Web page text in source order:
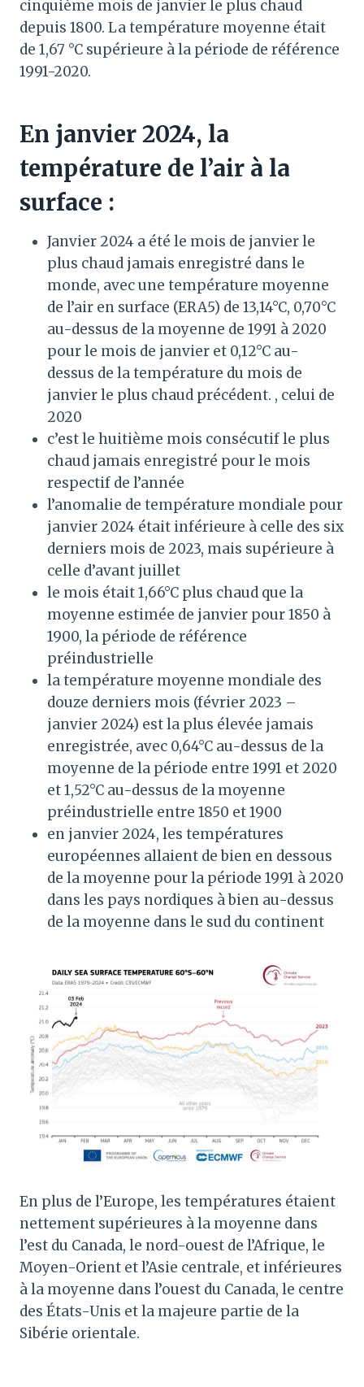
cinquième mois de janvier le plus chaud
depuis 1800. La température moyenne était
de 1,67 °C supérieure à la période de référence
1991-2020.
En janvier 2024, la
température de l’air à la
surface :
Janvier 2024 a été le mois de janvier le
plus chaud jamais enregistré dans le
monde, avec une température moyenne
de l’air en surface (ERA5) de 13,14°C, 0,70°C
au-dessus de la moyenne de 1991 à 2020
pour le mois de janvier et 0,12°C au-
dessus de la température du mois de
janvier le plus chaud précédent. , celui de
2020
c’est le huitième mois consécutif le plus
chaud jamais enregistré pour le mois
respectif de l’année
l’anomalie de température mondiale pour
janvier 2024 était inférieure à celle des six
derniers mois de 2023, mais supérieure à
celle d’avant juillet
le mois était 1,66°C plus chaud que la
moyenne estimée de janvier pour 1850 à
1900, la période de référence
préindustrielle
la température moyenne mondiale des
douze derniers mois (février 2023 –
janvier 2024) est la plus élevée jamais
enregistrée, avec 0,64°C au-dessus de la
moyenne de la période entre 1991 et 2020
et 1,52°C au-dessus de la moyenne
préindustrielle entre 1850 et 1900
en janvier 2024, les températures
européennes allaient de bien en dessous
de la moyenne pour la période 1991 à 2020
dans les pays nordiques à bien au-dessus
de la moyenne dans le sud du continent
En plus de l’Europe, les températures étaient
nettement supérieures à la moyenne dans
l’est du Canada, le nord-ouest de l’Afrique, le
Moyen-Orient et l’Asie centrale, et inférieures
à la moyenne dans l’ouest du Canada, le centre
des États-Unis et la majeure partie de la
Sibérie orientale.